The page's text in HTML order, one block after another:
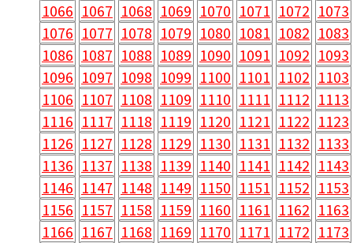
1066 1067 1068 1069 1070 1071 1072 1073
1076 1077 1078 1079 1080 1081 1082 1083
1086 1087 1088 1089 1090 1091 1092 1093
1096 1097 1098 1099 1100 1101 1102 1103
1106 1107 1108 1109 1110 1111 1112 1113
1116 1117 1118 1119 1120 1121 1122 1123
1126 1127 1128 1129 1130 1131 1132 1133
1136 1137 1138 1139 1140 1141 1142 1143
1146 1147 1148 1149 1150 1151 1152 1153
1156 1157 1158 1159 1160 1161 1162 1163
1166 1167 1168 1169 1170 1171 1172 1173